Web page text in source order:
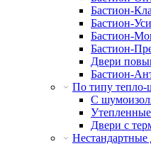
Бастион-
Бастион-
Бастион-
Бастион-
Двери
Бастион-
По типу тепло-
С
Утепленные
Двери с
Нестандартные